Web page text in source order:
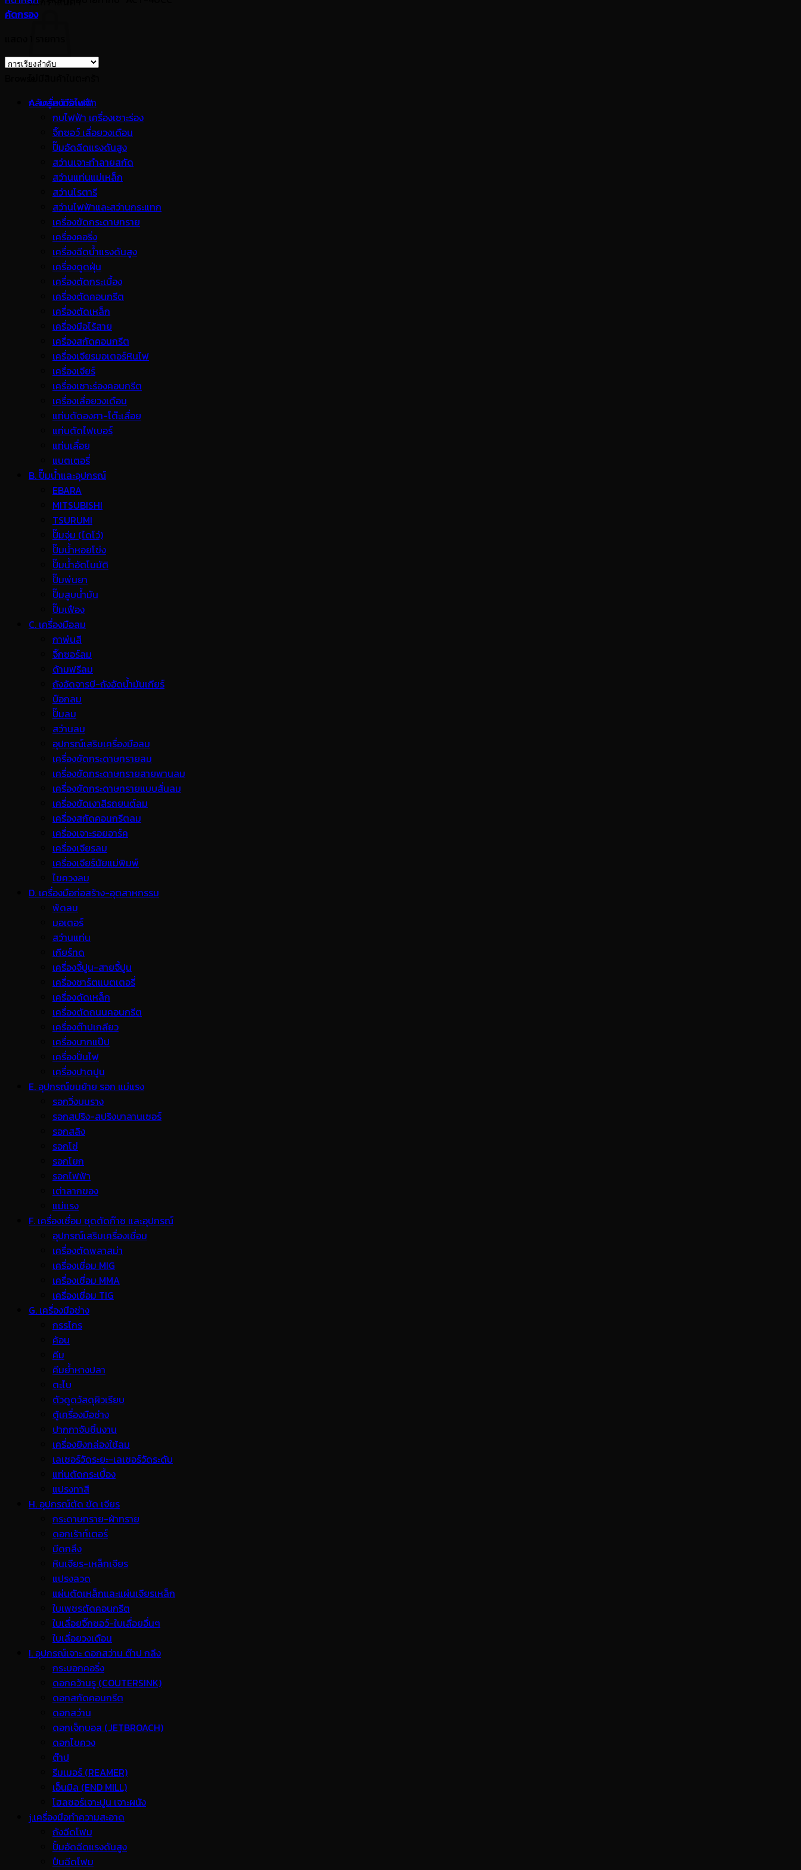
ตะกร้าสินค้า
กลับสู่หน้าร้านค้า
คัดกรอง
A. เครื่องมือไฟฟ้า
กบไฟฟ้า เครื่องเซาะร่อง
จิ๊กซอว์ เลื่อยวงเดือน
ปั๊มอัดฉีดแรงดันสูง
สว่านเจาะทำลายสกัด
สว่านแท่นแม่เหล็ก
สว่านโรตารี
สว่านไฟฟ้าและสว่านกระแทก
เครื่องขัดกระดาษทราย
เครื่องคอริ่ง
เครื่องฉีดน้ำแรงดันสูง
เครื่องดูดฝุ่น
เครื่องตัดกระเบื้อง
เครื่องตัดคอนกรีต
เครื่องตัดเหล็ก
เครื่องมือไร้สาย
เครื่องสกัดคอนกรีต
เครื่องเจียรมอเตอร์หินไฟ
เครื่องเจียร์
เครื่องเซาะร่องคอนกรีต
เครื่องเลื่อยวงเดือน
แท่นตัดองศา-โต๊ะเลื่อย
แท่นตัดไฟเบอร์
แท่นเลื่อย
แบตเตอรี่
B. ปั๊มน้ำและอุปกรณ์
EBARA
MITSUBISHI
TSURUMI
ปั๊มจุ่ม (ไดโว่)
ปั๊มน้ำหอยโข่ง
ปั๊มน้ำอัตโนมัติ
ปั๊มพ่นยา
ปั๊มสูบน้ำมัน
ปั๊มเฟือง
C. เครื่องมือลม
กาพ่นสี
จิ๊กซอร์ลม
ด้ามฟรีลม
ถังอัดจารบี-ถังอัดน้ำมันเกียร์
บ๊อกลม
ปั๊มลม
สว่านลม
อุปกรณ์เสริมเครื่องมือลม
เครื่องขัดกระดาษทรายลม
เครื่องขัดกระดาษทรายสายพานลม
เครื่องขัดกระดาษทรายแบบสั่นลม
เครื่องขัดเงาสีรถยนต์ลม
เครื่องสกัดคอนกรีตลม
เครื่องเจาะรอยอาร์ค
เครื่องเจียรลม
เครื่องเจียร์นัยแม่พิมพ์
ไขควงลม
D. เครื่องมือก่อสร้าง-อุตสาหกรรม
พ้ดลม
มอเตอร์
สว่านแท่น
เกียร์ทด
เครื่องจี้ปูน-สายจี้ปูน
เครื่องชาร์ตแบตเตอรี่
เครื่องดัดเหล็ก
เครื่องตัดถนนคอนกรีต
เครื่องต๊าปเกลียว
เครื่องบากแป๊ป
เครื่องปั่นไฟ
เครื่องปาดปูน
E. อุปกรณ์ขนย้าย รอก แม่แรง
รอกวิ่งบนราง
รอกสปริง-สปริงบาลานเซอร์
รอกสลิง
รอกโซ่
รอกโยก
รอกไฟฟ้า
เต่าลากของ
แม่แรง
F. เครื่องเชื่อม ชุดตัดก๊าซ และอุปกรณ์
อุปกรณ์เสริมเครื่องเชื่อม
เครื่องตัดพลาสม่า
เครื่องเชื่อม MIG
เครื่องเชื่อม MMA
เครื่องเชื่อม TIG
G. เครื่องมือช่าง
กรรไกร
ค้อน
คีม
คีมย้ำหางปลา
ตะไบ
ตัวดูดวัสดุผิวเรียบ
ตู้เครื่องมือช่าง
ปากกาจับชิ้นงาน
เครื่องยิงกล่องใช้ลม
เลเซอร์วัดระยะ-เลเซอร์วัดระดับ
แท่นตัดกระเบื้อง
แปรงทาสี
H. อุปกรณ์ตัด ขัด เจียร
กระดาษทราย-ผ้าทราย
ดอกเร้าท์เตอร์
มีดกลึง
หินเจียร-เหล็กเจียร
แปรงลวด
แผ่นตัดเหล็กและแผ่นเจียรเหล็ก
ใบเพชรตัดคอนกรีต
ใบเลื่อยจิ๊กซอว์-ใบเลื่อยอื่นๆ
ใบเลื่อยวงเดือน
I. อุปกรณ์เจาะ ดอกสว่าน ต๊าป กลึง
กระบอกคอริ่ง
ดอกคว้านรู (COUTERSINK)
ดอกสกัดคอนกรีต
ดอกสว่าน
ดอกเจ็ทบอส (JETBROACH)
ดอกไขควง
ต๊าป
รีมเมอร์ (REAMER)
เอ็นมิล (END MILL)
โฮลซอร์เจาะปูน เจาะผนัง
j.เครื่องมือทำความสะอาด
ถังฉีดโฟม
ปั้มอัดฉีดแรงดันสูง
ปืนฉีดโฟม